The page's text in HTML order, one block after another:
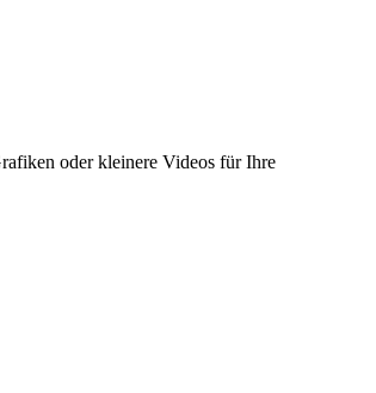
oder kleinere Videos für Ihre